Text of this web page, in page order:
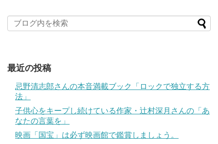
最近の投稿
忌野清志郎さんの本音満載ブック「ロックで独立する方
法」
子供心をキープし続けている作家・辻村深月さんの「あ
なたの言葉を」
映画「国宝」は必ず映画館で鑑賞しましょう。